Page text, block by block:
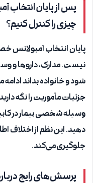
پس از پایان
چیزی را کنترل کنیم؟
پایان انتخاب آمبولانس
نیست. مدارک، داروها و
شود و خانواده بداند
جزئیات مأموریت را نگه
وسیله شخصی بیمار در
دهید. این نظم از اختلاف
جلوگیری می‌کند.
پرسش‌های رایج